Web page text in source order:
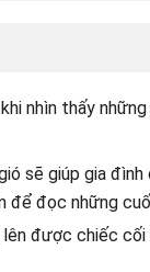
nhìn thấy
sẽ giúp gia
đọc những
được chiếc cối